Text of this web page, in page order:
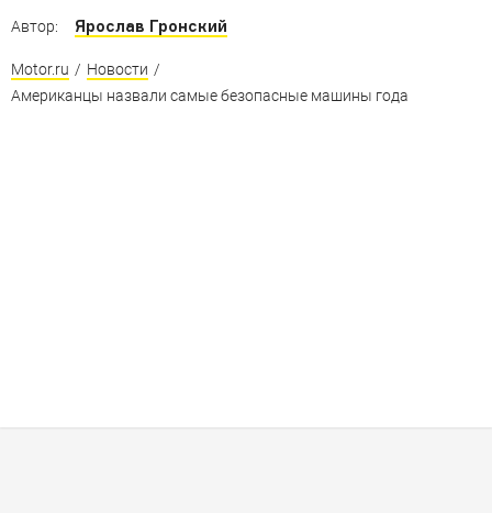
Автор: Ярослав Гронский
Motor.ru / Новости /
Американцы назвали самые безопасные машины года